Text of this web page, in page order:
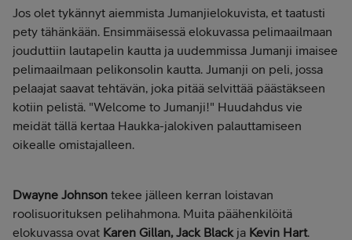
Jos olet tykännyt aiemmista Jumanjielokuvista, et taatusti
pety tähänkään. Ensimmäisessä elokuvassa pelimaailmaan
jouduttiin lautapelin kautta ja uudemmissa Jumanji imaisee
pelimaailmaan pelikonsolin kautta. Jumanji on peli, jossa
pelaajat saavat tehtävän, joka pitää selvittää päästäkseen
kotiin pelistä. "Welcome to Jumanji!" Huudahdus vie
meidät tällä kertaa Haukka-jalokiven palauttamiseen
oikealle omistajalleen.
Dwayne Johnson tekee jälleen kerran loistavan
roolisuorituksen pelihahmona. Muita päähenkilöitä
elokuvassa ovat Karen Gillan, Jack Black ja Kevin Hart.